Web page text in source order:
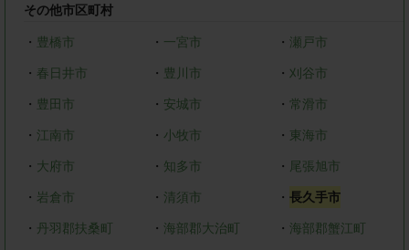
その他市区町村
・ 豊橋市 ・ 一宮市 ・瀬戸市
・ 春日井市 ・ 豊川市 ・ 刈谷市
・ 豊田市 ・ 安城市 ・ 常滑市
・ 江南市 ・ 小牧市 ・ 東海市
・ 大府市 ・ 知多市 ・ 尾張旭市
・ 岩倉市 ・ 清須市 ・長久手市
・ 丹羽郡扶桑町 ・ 海部郡大治町 ・ 海部郡蟹江町